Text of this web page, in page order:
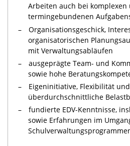
Arbeiten auch bei komplexen
termingebundenen
Organisationsgeschick,
organisatorischen
mit Verwaltungsabläufen
ausgeprägte Team- und
sowie hohe
Eigeninitiative, Flexibilität und
überdurchschnittliche
fundierte EDV-Kenntnisse,
sowie Erfahrungen im
Schulverwaltungsprogrammen